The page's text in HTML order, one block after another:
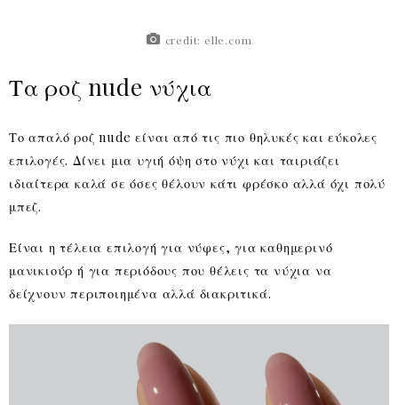
credit: elle.com
Τα ροζ nude νύχια
Το απαλό ροζ nude είναι από τις πιο θηλυκές και εύκολες
επιλογές. Δίνει μια υγιή όψη στο νύχι και ταιριάζει
ιδιαίτερα καλά σε όσες θέλουν κάτι φρέσκο αλλά όχι πολύ
μπεζ.
Είναι η τέλεια επιλογή για νύφες, για καθημερινό
μανικιούρ ή για περιόδους που θέλεις τα νύχια να
δείχνουν περιποιημένα αλλά διακριτικά.